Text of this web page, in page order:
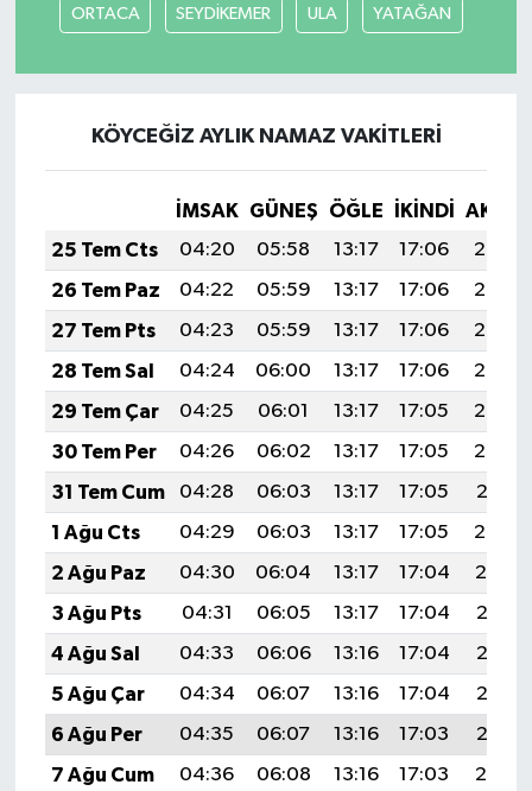
ORTACA SEYDİKEMER ULA YATAĞAN
KÖYCEĞİZ AYLIK NAMAZ VAKITLERI
İMSAK GÜNEŞ ÖĞLE İKINDI
25 Tem Cts
04:20 05:58 13:17 17:06
20:26
26 Tem Paz
04:22 05:59 13:17 17:06
20:25
27 Tem Pts
04:23 05:59 13:17 17:06
20:24
28 Tem Sal
04:24 06:00 13:17 17:06
20:24
29 Tem Çar
04:25 06:01 13:17 17:05
20:23
30 Tem Per
04:26 06:02 13:17 17:05
20:22
31 Tem Cum
04:28 06:03 13:17 17:05
20:21
1 Ağu Cts
04:29 06:03 13:17 17:05
20:20
2 Ağu Paz
04:30 06:04 13:17 17:04
20:19
3 Ağu Pts
04:31 06:05 13:17 17:04
20:18
4 Ağu Sal
04:33 06:06 13:16 17:04
20:17
5 Ağu Çar
04:34 06:07 13:16 17:04
20:16
6 Ağu Per
04:35 06:07 13:16 17:03
20:15
7 Ağu Cum
04:36 06:08 13:16 17:03
20:14